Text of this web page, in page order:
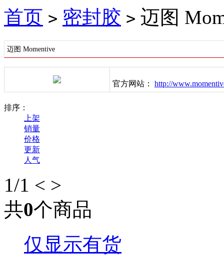
首页 > 密封胶 > 迈图
迈图 Momentive
官方网站： http://
排序：
上架
销量
价格
更新
人气
1/1 < >
共0个商品
仅显示有货